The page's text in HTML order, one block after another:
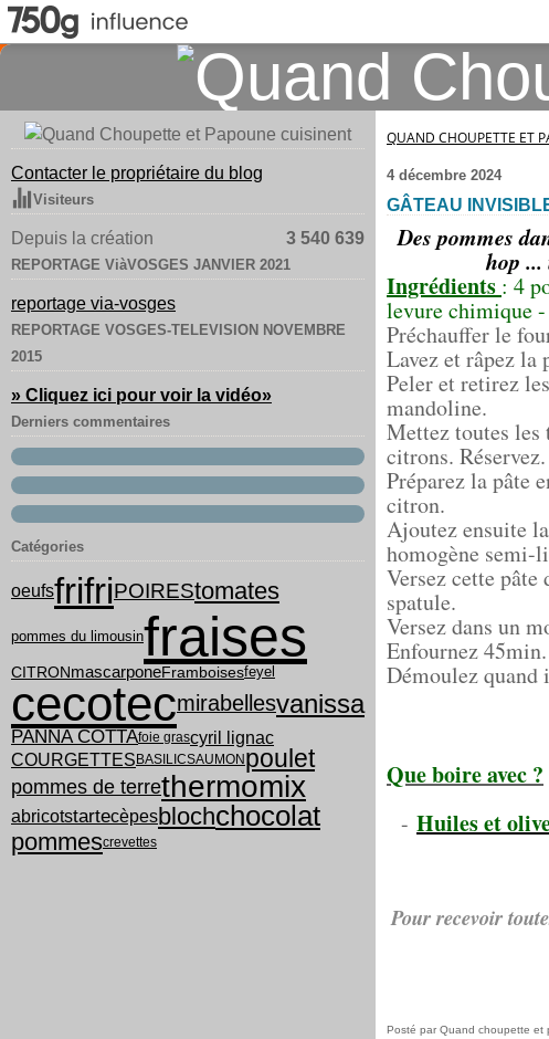
Contacter le propriétaire du blog
Visiteurs
Depuis la création 3 540 639
REPORTAGE ViàVOSGES JANVIER 2021
reportage via-vosges
REPORTAGE VOSGES-TELEVISION NOVEMBRE
2015
» Cliquez ici pour voir la vidéo»
Derniers commentaires
Catégories
oeufsfrifriPOIREStomates
pommes du limousinfraises
CITRONmascarponeFramboisesfeyel
cecotecmirabellesvanissa
PANNA COTTAfoie grascyril lignac
COURGETTESBASILICSAUMONpoulet
pommes de terrethermomix
abricotstartecèpesblochchocolat
pommescrevettes
QUAND CHOUPETTE ET
4 décembre 2024
GÂTEAU
Des pommes
hop
Ingrédients : 4
levure chimique
Préchauffer le
Lavez et râpez la
Peler et retirez
mandoline.
Mettez toutes les
citrons. Réservez.
Préparez la pâte
citron.
Ajoutez ensuite
homogène semi-
Versez cette
spatule.
Versez dans un
Enfournez 45min.
Démoulez
Que boire avec ?
- Huiles et
Pour recevoir
Posté par Quand choupette et